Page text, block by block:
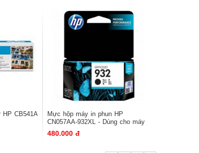
CB541A
Mực hộp máy in phun HP
CN057AA-932XL - Dùng cho máy
in phun 7110
480.000 đ